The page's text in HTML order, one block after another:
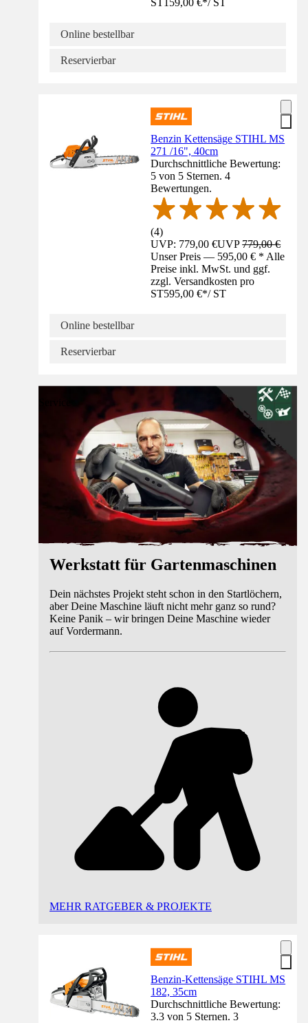
ST 159,00 €*/ ST
Online bestellbar
Reservierbar
Benzin Kettensäge STIHL MS
271 /16", 40cm
Durchschnittliche Bewertung:
5 von 5 Sternen. 4
Bewertungen.
(4)
UVP: 779,00 €UVP779,00 €
Unser Preis — 595,00 € * Alle
Preise inkl. MwSt. und ggf.
zzgl. Versandkosten pro
ST595,00 €*/ ST
Online bestellbar
Reservierbar
Werkstatt für Gartenmaschinen
Dein nächstes Projekt steht schon in den Startlöchern,
aber Deine Maschine läuft nicht mehr ganz so rund?
Keine Panik – wir bringen Deine Maschine wieder
auf Vordermann.
MEHR RATGEBER & PROJEKTE
Benzin-Kettensäge STIHL MS
182, 35cm
Durchschnittliche Bewertung:
3.3 von 5 Sternen. 3